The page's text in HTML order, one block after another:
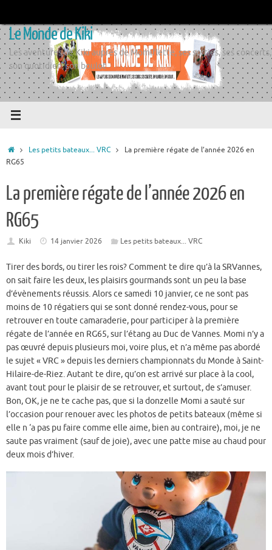
contenu
Le Monde de Kiki
Les aventures de Kiki auprès de Momiflette, ses sorties, ses concerts,
son quotidien, son boulot
AccueilLes petits bateaux... VRC
La première régate de l’année 2026 en
RG65
La première régate de l’année 2026 en
RG65
Kiki 14 janvier 2026 Les petits bateaux... VRC
Tirer des bords, ou tirer les rois? Comment te dire qu’à la SRVannes,
on sait faire les deux, les plaisirs gourmands sont un peu la base
d’évènements réussis. Alors ce samedi 10 janvier, ce ne sont pas
moins de 10 régatiers qui se sont donné rendez-vous, pour se
retrouver en toute camaraderie, pour participer à la première
régate de l’année en RG65, sur l’étang au Duc de Vannes. Momi n’y a
pas œuvré depuis plusieurs moi, voire plus, et n’a même pas abordé
le sujet « VRC » depuis les derniers championnats du Monde à Saint-
Hilaire-de-Riez. Autant te dire, qu’on est arrivé sur place à la cool,
avant tout pour le plaisir de se retrouver, et surtout, de s’amuser.
Bon, OK, je ne te cache pas, que si la donzelle Momi a sauté sur
l’occasion pour renouer avec les photos de petits bateaux (même si
elle n ‘a pas pu faire comme elle aime, bien au contraire), moi, je ne
saute pas vraiment (sauf de joie), avec une patte mise au chaud pour
deux mois d’hiver.